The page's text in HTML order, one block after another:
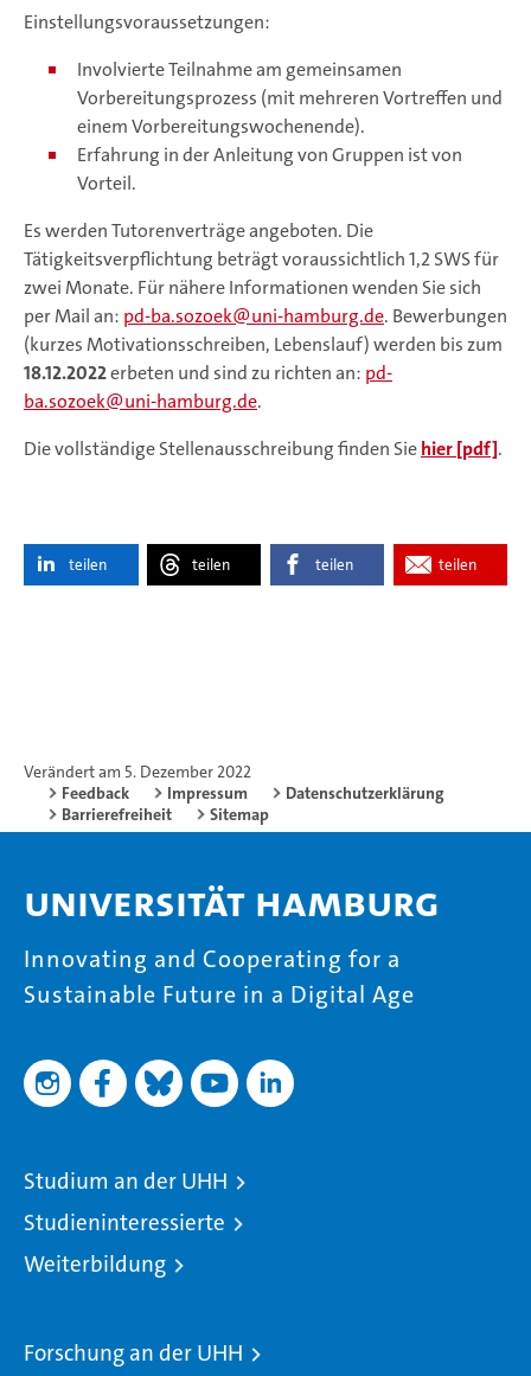
Einstellungsvoraussetzungen:
Involvierte Teilnahme am gemeinsamen
Vorbereitungsprozess (mit mehreren Vortreffen und
einem Vorbereitungswochenende).
Erfahrung in der Anleitung von Gruppen ist von
Vorteil.
Es werden Tutorenverträge angeboten. Die
Tätigkeitsverpflichtung beträgt voraussichtlich 1,2 SWS für
zwei Monate. Für nähere Informationen wenden Sie sich
per Mail an: pd-ba.sozoek uni-hamburg.de. Bewerbungen
(kurzes Motivationsschreiben, Lebenslauf) werden bis zum
18.12.2022erbeten und sind zu richten an: pd-
ba.sozoek
uni-hamburg.de.
Die vollständige Stellenausschreibung finden Siehier [pdf].
teilen teilen teilen teilen
Verändert am 5. Dezember 2022
Feedback
Impressum
Datenschutzerklärung
Barrierefreiheit
Sitemap
Universität Hamburg
Innovating and Cooperating for a
Sustainable Future in a Digital Age
Studium an der UHH
Studieninteressierte
Weiterbildung
Forschung an der UHH